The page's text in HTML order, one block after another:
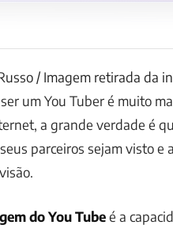
/ Imagem retirada da
umYou Tuberé muito
a grande verdade é
parceiros sejam visto e
do You Tubeé a